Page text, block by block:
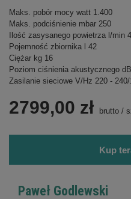
Maks. pobór mocy watt 1.400
Maks. podciśnienie mbar 250
Ilość zasysanego powietrza l/min
Pojemność zbiornika l 42
Ciężar kg 16
Poziom ciśnienia akustycznego
Zasilanie sieciowe V/Hz 220 -
2799,00 zł brutto /
Kup
Paweł Godlewski